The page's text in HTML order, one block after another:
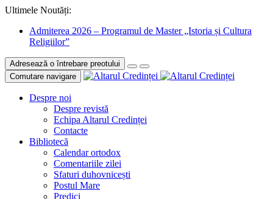
Ultimele Noutăți:
Admiterea 2026 – Programul de Master „Istoria și Cultura
Religiilor”
Adresează o întrebare preotului
Comutare navigare
Despre noi
Despre revistă
Echipa Altarul Credinței
Contacte
Bibliotecă
Calendar ortodox
Comentariile zilei
Sfaturi duhovnicești
Postul Mare
Predici